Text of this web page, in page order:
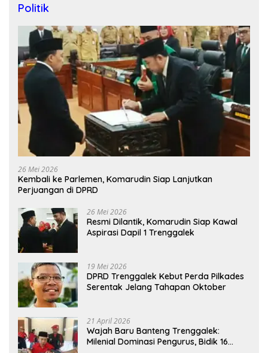
Politik
26 Mei 2026
Kembali ke Parlemen, Komarudin Siap Lanjutkan
Perjuangan di DPRD
26 Mei 2026
Resmi Dilantik, Komarudin Siap Kawal
Aspirasi Dapil 1 Trenggalek
19 Mei 2026
DPRD Trenggalek Kebut Perda Pilkades
Serentak Jelang Tahapan Oktober
21 April 2026
Wajah Baru Banteng Trenggalek:
Milenial Dominasi Pengurus, Bidik 16